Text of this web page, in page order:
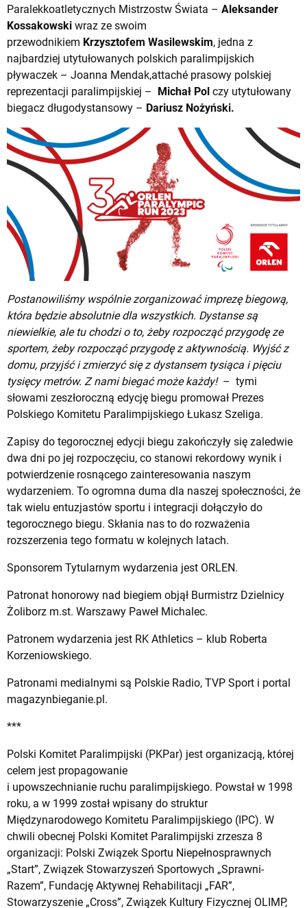
Paralekkoatletycznych Mistrzostw Świata – Aleksander
Kossakowski wraz ze swoim
przewodnikiem Krzysztofem Wasilewskim, jedna z
najbardziej utytułowanych polskich paralimpijskich
pływaczek – Joanna Mendak,attaché prasowy polskiej
reprezentacji paralimpijskiej – Michał Pol czy utytułowany
biegacz długodystansowy – Dariusz Nożyński.
Postanowiliśmy wspólnie zorganizować imprezę biegową,
która będzie absolutnie dla wszystkich. Dystanse są
niewielkie, ale tu chodzi o to, żeby rozpocząć przygodę ze
sportem, żeby rozpocząć przygodę z aktywnością. Wyjść z
domu, przyjść i zmierzyć się z dystansem tysiąca i pięciu
tysięcy metrów. Z nami biegać może każdy! – tymi
słowami zeszłoroczną edycję biegu promował Prezes
Polskiego Komitetu Paralimpijskiego Łukasz Szeliga.
Zapisy do tegorocznej edycji biegu zakończyły się zaledwie
dwa dni po jej rozpoczęciu, co stanowi rekordowy wynik i
potwierdzenie rosnącego zainteresowania naszym
wydarzeniem. To ogromna duma dla naszej społeczności, że
tak wielu entuzjastów sportu i integracji dołączyło do
tegorocznego biegu. Skłania nas to do rozważenia
rozszerzenia tego formatu w kolejnych latach.
Sponsorem Tytularnym wydarzenia jest ORLEN.
Patronat honorowy nad biegiem objął Burmistrz Dzielnicy
Żoliborz m.st. Warszawy Paweł Michalec.
Patronem wydarzenia jest RK Athletics – klub Roberta
Korzeniowskiego.
Patronami medialnymi są Polskie Radio, TVP Sport i portal
magazynbieganie.pl.
***
Polski Komitet Paralimpijski (PKPar) jest organizacją, której
celem jest propagowanie
i upowszechnianie ruchu paralimpijskiego. Powstał w 1998
roku, a w 1999 został wpisany do struktur
Międzynarodowego Komitetu Paralimpijskiego (IPC). W
chwili obecnej Polski Komitet Paralimpijski zrzesza 8
organizacji: Polski Związek Sportu Niepełnosprawnych
„Start”, Związek Stowarzyszeń Sportowych „Sprawni-
Razem”, Fundację Aktywnej Rehabilitacji „FAR”,
Stowarzyszenie „Cross”, Związek Kultury Fizycznej OLIMP,